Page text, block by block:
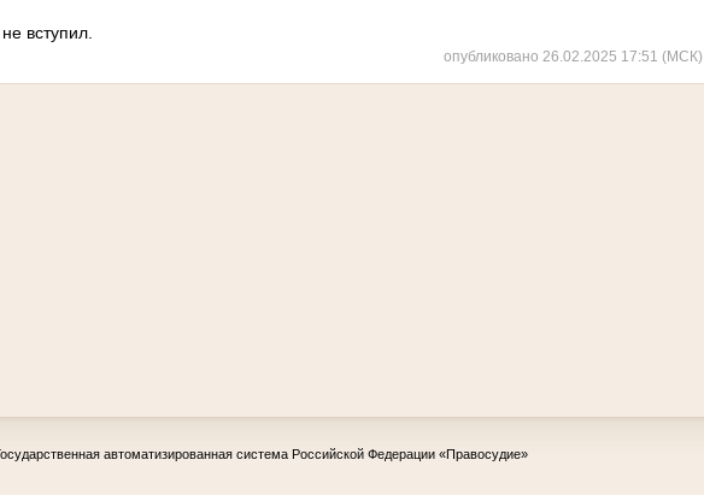
вступил.
опубликовано 26.02.2025 17:51 (МСК)
автоматизированная система Российской Федерации «Правосудие»